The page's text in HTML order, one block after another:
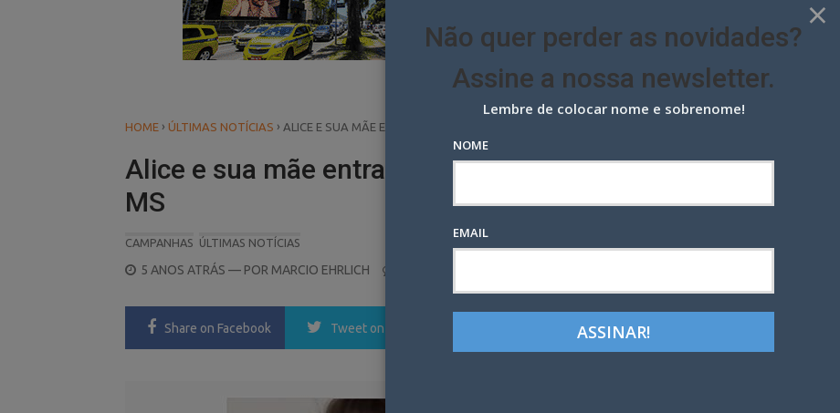
HOME › ÚLTIMAS NOTÍCIAS › ALICE E SUA MÃE ENTRAM NA CAMPANHA DE VACINAÇÃO DO MS
Alice e sua mãe entram na campanha de vacinação do
MS
CAMPANHAS ÚLTIMAS NOTÍCIAS
POSTED
5 ANOS ATRÁS — POR MARCIO EHRLICH
Share on Facebook Tweet on Twitter LinkedIn Pinterest
×
Não quer perder as novidades?
Assine a nossa newsletter.
Lembre de colocar nome e sobrenome!
NOME
EMAIL